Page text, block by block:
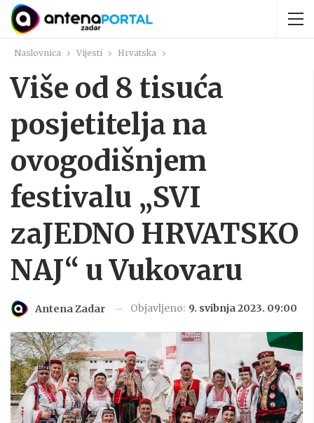
Naslovnica Vijesti Hrvatska
Više od 8 tisuća
posjetitelja na
ovogodišnjem
festivalu „SVI
zaJEDNO HRVATSKO
NAJ“ u Vukovaru
Antena Zadar Objavljeno: 9. svibnja 2023. 09:00